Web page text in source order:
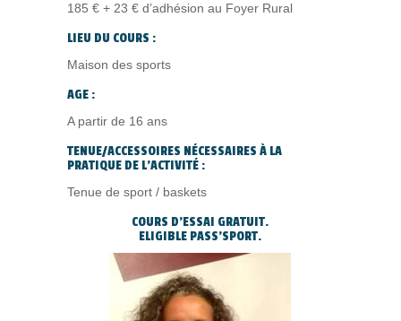
185 € + 23 € d’adhésion au Foyer Rural
LIEU DU COURS :
Maison des sports
AGE :
A partir de 16 ans
TENUE/ACCESSOIRES NÉCESSAIRES À LA
PRATIQUE DE L’ACTIVITÉ :
Tenue de sport / baskets
COURS D’ESSAI GRATUIT.
ELIGIBLE PASS’SPORT.